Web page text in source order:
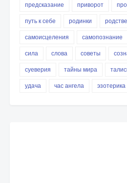
предсказание
приворот
путь к себе
родинки
самоисцеления
самопознание
сила
слова советы
суеверия
тайны мира
удача
час ангела эзотерика